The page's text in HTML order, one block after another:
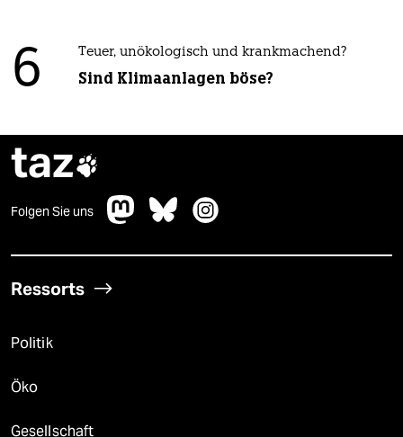
6 Teuer, unökologisch und krankmachend?
Sind Klimaanlagen böse?
taz
Folgen Sie uns
Ressorts
Politik
Öko
Gesellschaft